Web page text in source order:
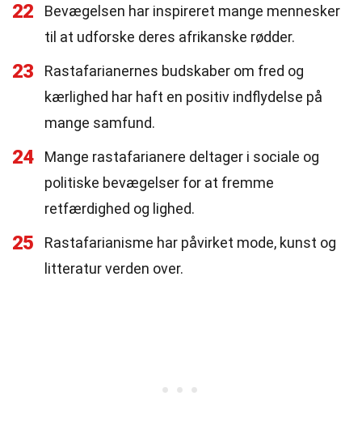
22
Bevægelsen har inspireret mange mennesker
til at udforske deres afrikanske rødder.
23
Rastafarianernes budskaber om fred og
kærlighed har haft en positiv indflydelse på
mange samfund.
24
Mange rastafarianere deltager i sociale og
politiske bevægelser for at fremme
retfærdighed og lighed.
25
Rastafarianisme har påvirket mode, kunst og
litteratur verden over.